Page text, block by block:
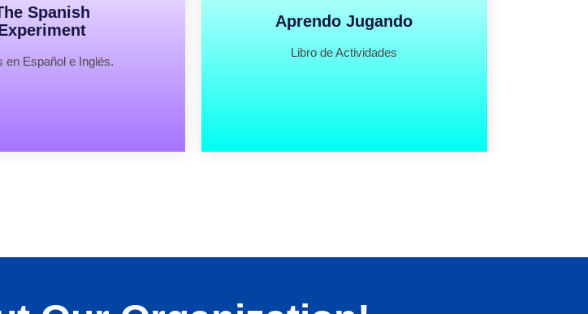
Spanish
en Español e Inglés.
Aprendo Jugando
Libro de Actividades